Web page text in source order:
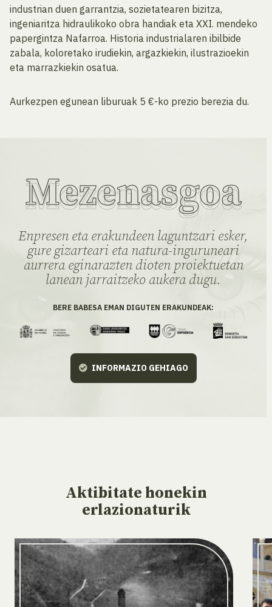
industrian duen garrantzia, sozietatearen bizitza,
ingeniaritza hidraulikoko obra handiak eta XXI. mendeko
papergintza Nafarroa. Historia industrialaren ibilbide
zabala, koloretako irudiekin, argazkiekin, ilustrazioekin
eta marrazkiekin osatua.
Aurkezpen egunean liburuak 5 €-ko prezio berezia du.
Mezenasgoa
Enpresen eta erakundeen laguntzari esker,
gure gizarteari eta natura-inguruneari
aurrera eginarazten dioten proiektuetan
lanean jarraitzeko aukera dugu.
BERE BABESA EMAN DIGUTEN ERAKUNDEAK:
INFORMAZIO GEHIAGO
Aktibitate honekin
erlazionaturik